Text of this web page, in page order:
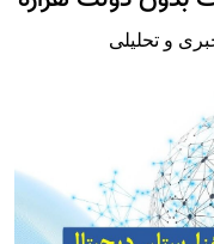
و تحلیلی